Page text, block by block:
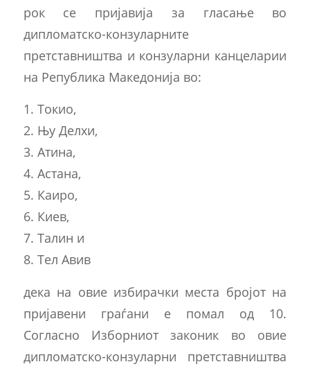
рок се пријавија за гласање во
дипломатско-конзуларните
претставништва и конзуларни канцеларии
на Република Македонија во:
1. Токио,
2. Њу Делхи,
3. Атина,
4. Астана,
5. Каиро,
6. Киев,
7. Талин и
8. Тел Авив
дека на овие избирачки места бројот на
пријавени граѓани е помал од 10.
Согласно Изборниот законик во овие
дипломатско-конзуларни претставништва